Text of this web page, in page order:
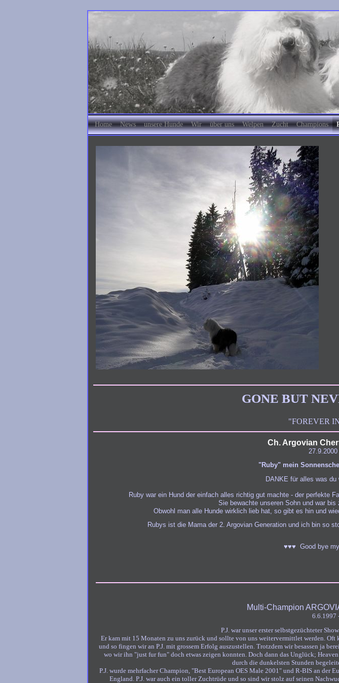
Home News unsere Hunde Wir über uns Welpen Zucht Champions
GONE BUT
"FOREVER
Ch. Argovian
"Ruby" mein
DANKE für alles was
Ruby war ein Hund der einfach alles richtig gut machte - der perfekte
Sie bewachte unseren Sohn und war
Obwohl man alle Hunde wirklich lieb hat, so gibt es hin und
Rubys ist die Mama der 2. Argovian Generation und ich bin so
♥♥♥ Good bye
Multi-Champion
6.6.1997
P.J. war unser erster selbstgezüchteter
Er kam mit 15 Monaten zu uns zurück und sollte von uns weitervermittlet werden. Oft
und so fingen wir an P.J. mit grossem Erfolg auszustellen. Trotzdem wir besassen ja
wo wir ihn "just fur fun" doch etwas zeigen konnten. Doch dann das Unglück;
durch die dunkelsten Stunden
P.J. wurde mehrfacher Champion, "Best European OES Male 2001" und R-BIS an
England. P.J. war auch ein toller Zuchtrüde und so sind wir stolz auf seinen